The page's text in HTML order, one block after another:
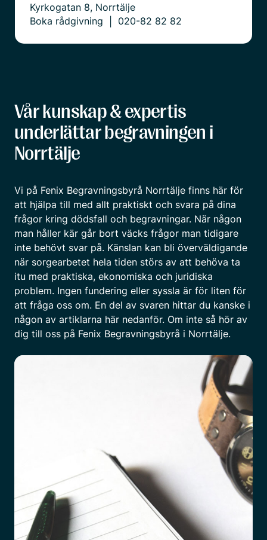
Kyrkogatan 8, Norrtälje
Boka rådgivning
020-82 82 82
Vår kunskap & expertis
underlättar begravningen i
Norrtälje
Vi på Fenix Begravningsbyrå Norrtälje finns här för
att hjälpa till med allt praktiskt och svara på dina
frågor kring dödsfall och begravningar. När någon
man håller kär går bort väcks frågor man tidigare
inte behövt svar på. Känslan kan bli överväldigande
när sorgearbetet hela tiden störs av att behöva ta
itu med praktiska, ekonomiska och juridiska
problem. Ingen fundering eller syssla är för liten för
att fråga oss om. En del av svaren hittar du kanske i
någon av artiklarna här nedanför. Om inte så hör av
dig till oss på Fenix Begravningsbyrå i Norrtälje.